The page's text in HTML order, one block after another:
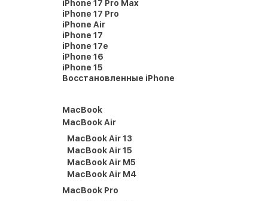
iPhone 17 Pro Max
iPhone 17 Pro
iPhone Air
iPhone 17
iPhone 17e
iPhone 16
iPhone 15
Восстановленные iPhone
MacBook
MacBook Air
MacBook Air 13
MacBook Air 15
MacBook Air M5
MacBook Air M4
MacBook Pro